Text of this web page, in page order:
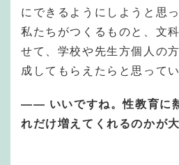
にできるようにしようと思
私たちがつくるものと、文
せて、学校や先生方個人の
成してもらえたらと思ってい
—— いいですね。性教育に
れだけ増えてくれるのかが